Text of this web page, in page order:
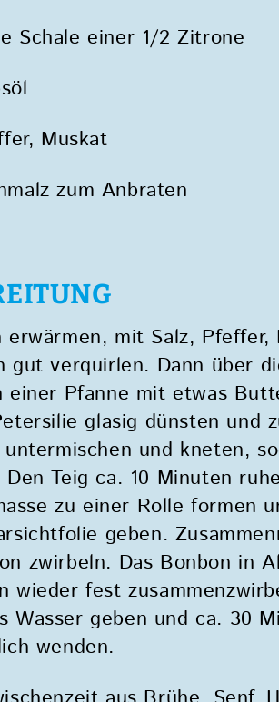
Schale einer 1/2 Zitrone
Muskat
zum Anbraten
erwärmen, mit Salz,
gut verquirlen. Dann über
einer Pfanne mit etwas
glasig dünsten und
und kneten,
Teig ca. 10 Minuten
zu einer Rolle formen
geben.
zwirbeln. Das Bonbon in
wieder fest
Wasser geben und ca. 30
wenden.